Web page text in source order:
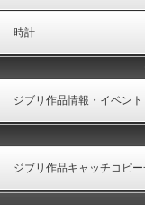
時計
ジブリ作品情報・イベン
ジブリ作品キャッチコピ